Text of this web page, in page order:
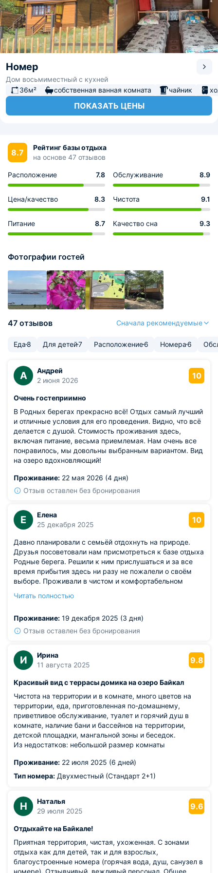
Номер
Дом восьмиместный с кухней
36м²
собственная ванная комната чайник
ПОКАЗАТЬ ЦЕНЫ
8.7
Рейтинг базы отдыха
на основе 47 отзывов
Расположение 7.8 Обслуживание 8.9
Цена/качество 8.3 Чистота 9.1
Питание 8.7 Качество сна 9.3
Фотографии гостей
47 отзывов Сначала рекомендуемые
Еда 8 Для детей7 Расположение6 Номера 6
А
Андрей
2 июня 2026
10
Очень гостеприимно
В Родных берегах прекрасно всё! Отдых самый лучший
и отличные условия для его проведения. Видно, что всё
делается с душой. Стоимость проживания здесь,
включая питание, весьма приемлемая. Нам очень все
понравилось, мы довольны выбранным вариантом. Вид
на озеро вдохновляющий!
Проживание: 22 мая 2026 (4 дня)
Отзыв оставлен без бронирования
Е
Елена
25 декабря 2025
10
Давно планировали с семьёй отдохнуть на природе.
Друзья посоветовали нам присмотреться к базе отдыха
Родные берега. Решили к ним прислушаться и за все
время прибытия здесь ни разу не пожалели о своём
выборе. Проживали в чистом и комфортабельном
необходимое. Минусов нет! Всё понравилось!
Читать полностью
Проживание: 19 декабря 2025 (3 дня)
Отзыв оставлен без бронирования
И
Ирина
11 августа 2025
9.8
Красивый вид с террасы домика на озеро Байкал
Чистота на территории и в комнате, много цветов на
территории, еда, приготовленная по-домашнему,
приветливое обслуживание, туалет и горячий душ в
комнате, наличие бани и бассейнов на территории,
детской площадки, мангальной зоны и беседок.
Из недостатков: небольшой размер комнаты
Проживание: 22 июля 2025 (6 дней)
Тип номера: Двухместный (Стандарт 2+1)
Н
Наталья
29 июля 2025
9.6
Отдыхайте на Байкале!
Приятная территория, чистая, ухоженная. С зонами
отдыха как для детей, так и для взрослых,
благоустроенные номера (горячая вода, душ, санузел в
номере). Отзывчивый, вежливый персонал. Общее